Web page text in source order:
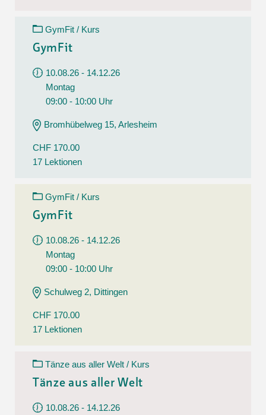
GymFit / Kurs
GymFit
10.08.26 - 14.12.26
Montag
09:00 - 10:00 Uhr
Bromhübelweg 15, Arlesheim
CHF 170.00
17 Lektionen
GymFit / Kurs
GymFit
10.08.26 - 14.12.26
Montag
09:00 - 10:00 Uhr
Schulweg 2, Dittingen
CHF 170.00
17 Lektionen
Tänze aus aller Welt / Kurs
Tänze aus aller Welt
10.08.26 - 14.12.26